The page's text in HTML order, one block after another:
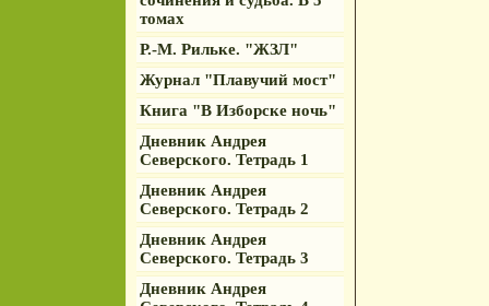
томах
Р.-М. Рильке. "ЖЗЛ"
Журнал "Плавучий мост"
Книга "В Изборске ночь"
Дневник Андрея
Северского. Тетрадь 1
Дневник Андрея
Северского. Тетрадь 2
Дневник Андрея
Северского. Тетрадь 3
Дневник Андрея